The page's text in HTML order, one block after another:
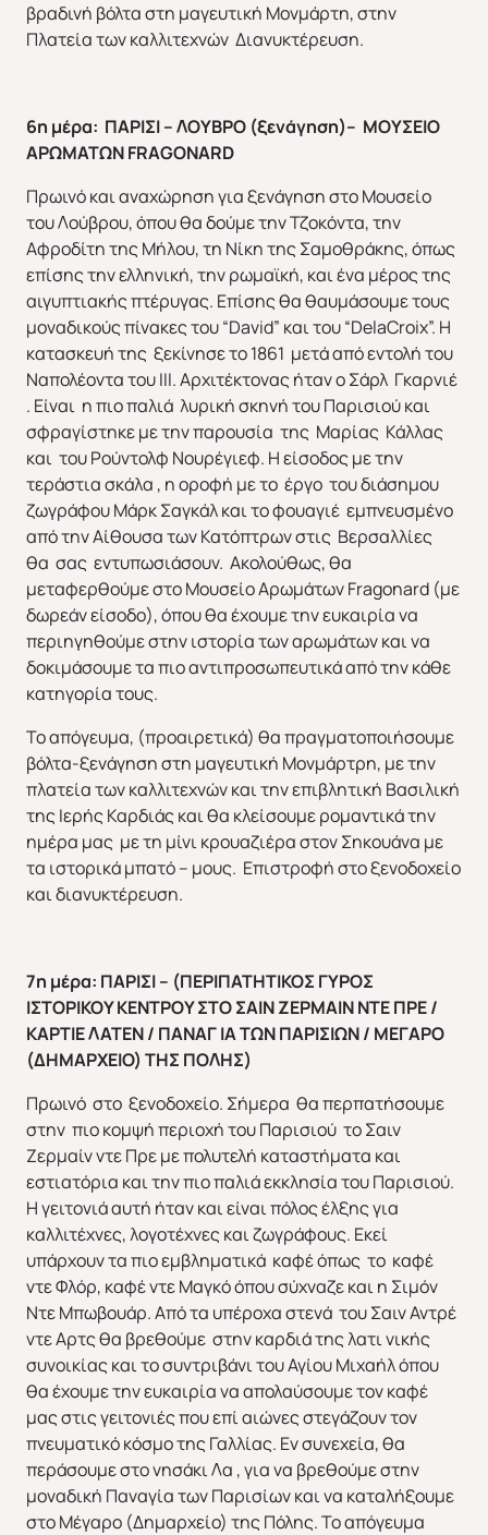
ΑΣΙΑ ΑΦΡΙΚΗ
βραδινή βόλτα στη μαγευτική Μονμάρτη, στην
Πλατεία των καλλιτεχνών Διανυκτέρευση.
6η μέρα: ΠΑΡΙΣΙ – ΛΟΥΒΡΟ (ξενάγηση)– ΜΟΥΣΕΙΟ
ΑΡΩΜΑΤΩΝFRAGONARD
Πρωινό και αναχώρηση για ξενάγηση στο Μουσείο
του Λούβρου, όπου θα δούμε την Τζοκόντα, την
Αφροδίτη της Μήλου, τη Νίκη της Σαμοθράκης, όπως
επίσης την ελληνική, την ρωμαϊκή, και ένα μέρος της
αιγυπτιακής πτέρυγας. Επίσης θα θαυμάσουμε τους
μοναδικούς πίνακες του “David” και του “DelaCroix”. Η
κατασκευή της ξεκίνησε το 1861 μετά από εντολή του
Ναπολέοντα του ΙΙΙ. Αρχιτέκτονας ήταν ο Σάρλ Γκαρνιέ
. Είναι η πιο παλιά λυρική σκηνή του Παρισιού και
σφραγίστηκε με την παρουσία της Μαρίας Κάλλας
και του Ρούντολφ Νουρέγιεφ. Η είσοδος με την
τεράστια σκάλα , η οροφή με το έργο του διάσημου
ζωγράφου Μάρκ Σαγκάλ και το φουαγιέ εμπνευσμένο
από την Αίθουσα των Κατόπτρων στις Βερσαλλίες
θα σας εντυπωσιάσουν. Ακολούθως, θα
μεταφερθούμε στο Μουσείο Αρωμάτων Fragonard (με
δωρεάν είσοδο), όπου θα έχουμε την ευκαιρία να
περιηγηθούμε στην ιστορία των αρωμάτων και να
δοκιμάσουμε τα πιο αντιπροσωπευτικά από την κάθε
κατηγορία τους.
Το απόγευμα, (προαιρετικά) θα πραγματοποιήσουμε
βόλτα-ξενάγηση στη μαγευτική Μονμάρτρη, με την
πλατεία των καλλιτεχνών και την επιβλητική Βασιλική
της Ιερής Καρδιάς και θα κλείσουμε ρομαντικά την
ημέρα μας με τη μίνι κρουαζιέρα στον Σηκουάνα με
τα ιστορικά μπατό – μους. Επιστροφή στο ξενοδοχείο
και διανυκτέρευση.
7η μέρα: ΠΑΡΙΣΙ – (ΠΕΡΙΠΑΤΗΤΙΚΟΣ ΓΥΡΟΣ
ΙΣΤΟΡΙΚΟΥ ΚΕΝΤΡΟΥ ΣΤΟ ΣΑΙΝ ΖΕΡΜΑΙΝ ΝΤΕ ΠΡΕ /
ΚΑΡΤΙΕ ΛΑΤΕΝ / ΠΑΝΑΓ ΙΑ ΤΩΝ ΠΑΡΙΣΙΩΝ / ΜΕΓΑΡΟ
(ΔΗΜΑΡΧΕΙΟ) ΤΗΣ ΠΟΛΗΣ)
Πρωινό στο ξενοδοχείο. Σήμερα θα περπατήσουμε
στην πιο κομψή περιοχή του Παρισιού το Σαιν
Ζερμαίν ντε Πρε με πολυτελή καταστήματα και
εστιατόρια και την πιο παλιά εκκλησία του Παρισιού.
Η γειτονιά αυτή ήταν και είναι πόλος έλξης για
καλλιτέχνες, λογοτέχνες και ζωγράφους. Εκεί
υπάρχουν τα πιο εμβληματικά καφέ όπως το καφέ
ντε Φλόρ, καφέ ντε Μαγκό όπου σύχναζε και η Σιμόν
Ντε Μπωβουάρ. Από τα υπέροχα στενά του Σαιν Αντρέ
ντε Αρτς θα βρεθούμε στην καρδιά της λατι νικής
συνοικίας και το συντριβάνι του Αγίου Μιχαήλ όπου
θα έχουμε την ευκαιρία να απολαύσουμε τον καφέ
μας στις γειτονιές που επί αιώνες στεγάζουν τον
πνευματικό κόσμο της Γαλλίας. Εν συνεχεία, θα
περάσουμε στο νησάκι Λα , για να βρεθούμε στην
μοναδική Παναγία των Παρισίων και να καταλήξουμε
στο Μέγαρο (Δημαρχείο) της Πόλης. Το απόγευμα